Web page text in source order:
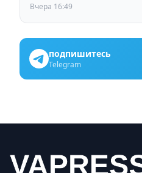
Вчера 16:49
подпишитесь
Telegram